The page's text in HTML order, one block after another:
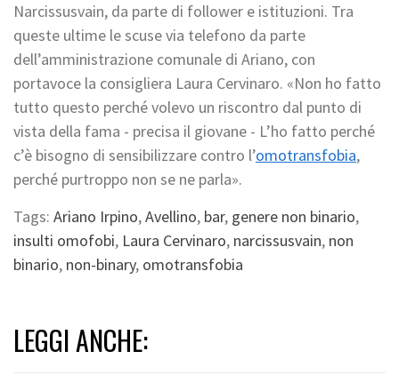
Narcissusvain, da parte di follower e istituzioni. Tra
queste ultime le scuse via telefono da parte
dell’amministrazione comunale di Ariano, con
portavoce la consigliera Laura Cervinaro. «Non ho fatto
tutto questo perché volevo un riscontro dal punto di
vista della fama - precisa il giovane - L’ho fatto perché
c’è bisogno di sensibilizzare contro l’omotransfobia,
perché purtroppo non se ne parla».
Tags: Ariano Irpino,Avellino, bar, genere non binario,
insulti omofobi, Laura Cervinaro, narcissusvain, non
binario, non-binary, omotransfobia
LEGGI ANCHE: